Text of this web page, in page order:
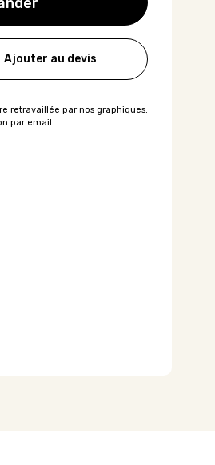
Ajouter au devis